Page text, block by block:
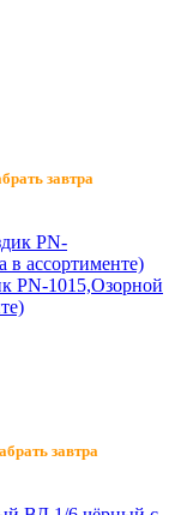
завтра
PN-1015,Озорной
завтра